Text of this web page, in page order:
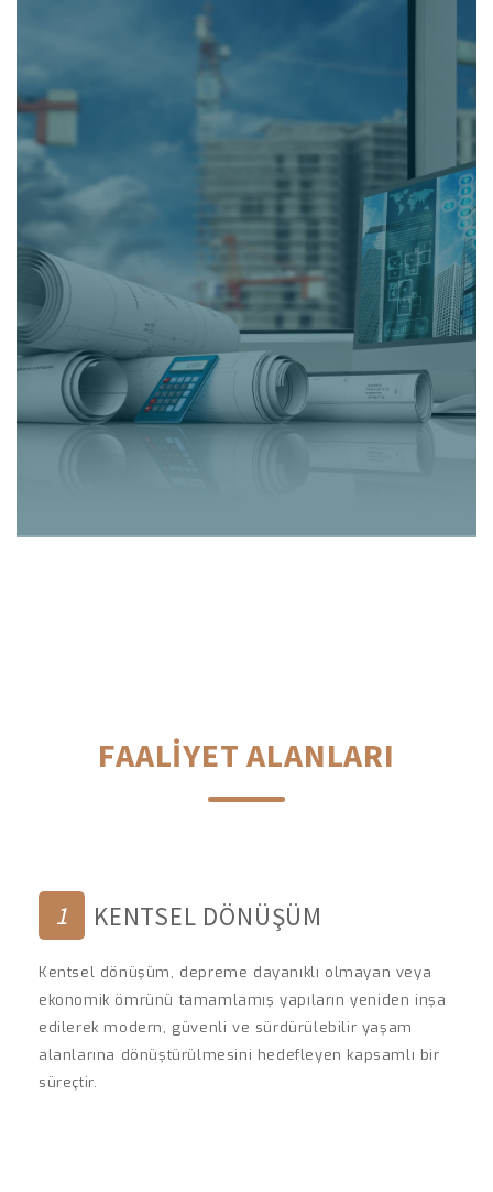
FAALİYET ALANLARI
1 KENTSEL DÖNÜŞÜM
Kentsel dönüşüm, depreme dayanıklı olmayan veya
ekonomik ömrünü tamamlamış yapıların yeniden inşa
edilerek modern, güvenli ve sürdürülebilir yaşam
alanlarına dönüştürülmesini hedefleyen kapsamlı bir
süreçtir.